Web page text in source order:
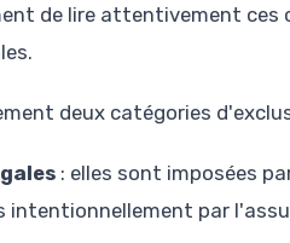
de lire attentivement
deux catégories
: elles sont imposées
intentionnellement par